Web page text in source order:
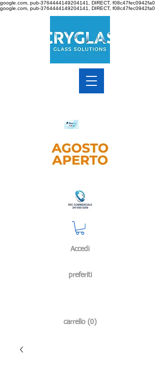
google.com, pub-3764444149204141, DIRECT, f08c47fec0942fa0
google.com, pub-3764444149204141, DIRECT, f08c47fec0942fa0
Accedi
preferiti
carrello (0)